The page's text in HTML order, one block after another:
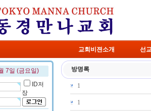
교회비젼소개 선
7일 (금요일)
ID저
장
방명록
1
1